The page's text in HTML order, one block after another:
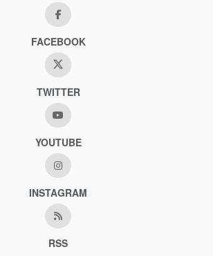
FACEBOOK
TWITTER
YOUTUBE
INSTAGRAM
RSS